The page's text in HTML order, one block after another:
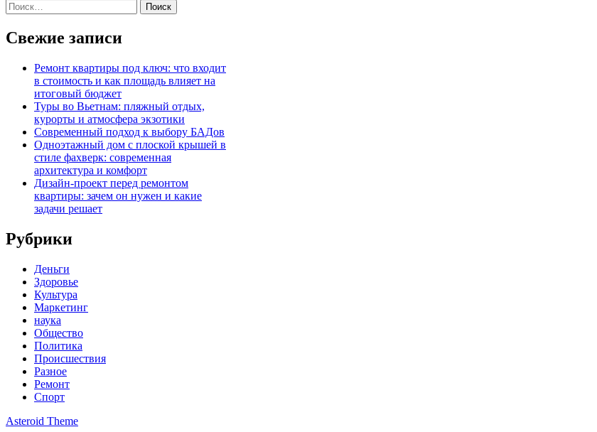
Найти:
Свежие записи
Ремонт квартиры под ключ: что входит
в стоимость и как площадь влияет на
итоговый бюджет
Туры во Вьетнам: пляжный отдых,
курорты и атмосфера экзотики
Современный подход к выбору БАДов
Одноэтажный дом с плоской крышей в
стиле фахверк: современная
архитектура и комфорт
Дизайн-проект перед ремонтом
квартиры: зачем он нужен и какие
задачи решает
Рубрики
Деньги
Здоровье
Культура
Маркетинг
наука
Общество
Политика
Происшествия
Разное
Ремонт
Спорт
Asteroid Theme